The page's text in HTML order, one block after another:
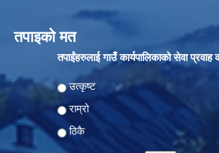
तपाइको मत
तपाईंहरुलाई गाउँ कार्यपालिकाको सेवा
Choices
उत्कृष्ट
राम्रो
ठिकै